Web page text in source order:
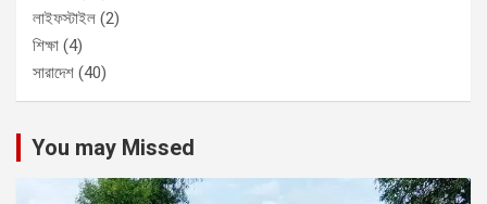
লাইফস্টাইল (2)
শিক্ষা (4)
সারাদেশ (40)
You may Missed